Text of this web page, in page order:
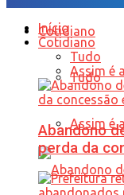
Cotidiano
Tudo
Assim é
Início
Cotidiano
Tudo
Assim é
Abandono
perda da